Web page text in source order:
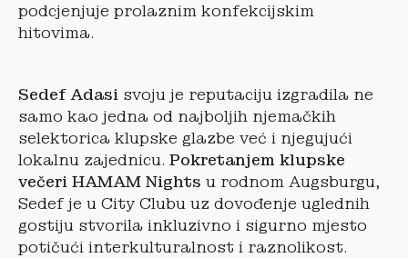
podcjenjuje prolaznim konfekcijskim
hitovima.
Sedef Adasi svoju je reputaciju izgradila ne
samo kao jedna od najboljih njemačkih
selektorica klupske glazbe već i njegujući
lokalnu zajednicu. Pokretanjem klupske
večeri HAMAM Nights u rodnom Augsburgu,
Sedef je u City Clubu uz dovođenje uglednih
gostiju stvorila inkluzivno i sigurno mjesto
potičući interkulturalnost i raznolikost.